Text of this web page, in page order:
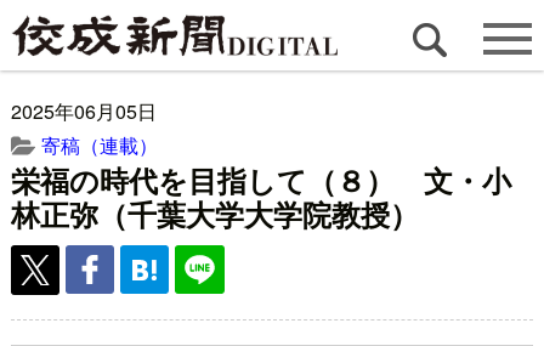
2025年06月05日
寄稿（連載）
栄福の時代を目指して（８） 文・小
林正弥（千葉大学大学院教授）